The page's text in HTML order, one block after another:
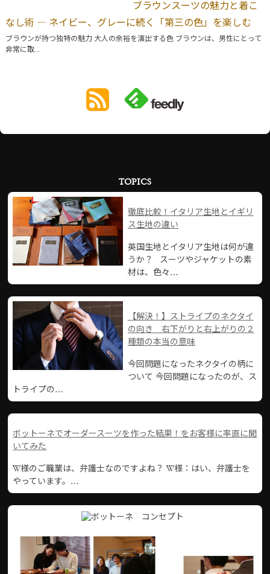
ブラウンスーツの魅力と着こ
なし術 ― ネイビー、グレーに続く「第三の色」を楽しむ
ブラウンが持つ独特の魅力 大人の余裕を演出する色 ブラウンは、男性にとって
非常に取...
TOPICS
徹底比較！イタリア生地とイギリ
ス生地の違い
英国生地とイタリア生地は何が違
うか？ スーツやジャケットの素
材は、色々…
【解決！】ストライプのネクタイ
の向き 右下がりと右上がりの２
種類の本当の意味
今回問題になったネクタイの柄に
ついて 今回問題になったのが、ス
トライプの…
ボットーネでオーダースーツを作った結果！をお客様に率直に聞
いてみた
W様のご職業は、弁護士なのですよね？ W様：はい、弁護士を
やっています。…